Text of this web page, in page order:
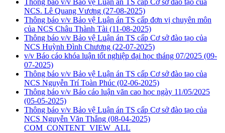
Thông báo v/v Bảo vệ Luận án TS cấp Cơ sở đào tạo của
NCS. Lê Quang Vương (27-08-2025)
Thông báo v/v Bảo vệ Luận án TS cấp đơn vị chuyên môn
của NCS Châu Thành Tài (11-08-2025)
Thông báo v/v Bảo vệ Luận án TS cấp Cơ sở đào tạo của
NCS Huỳnh Đình Chương (22-07-2025)
v/v Báo cáo khóa luận tốt nghiệp đại học tháng 07/2025 (09-
07-2025)
Thông báo v/v Bảo vệ Luận án TS cấp Cơ sở đào tạo của
NCS Nguyễn Trí Toàn Phúc (02-06-2025)
Thông báo v/v Báo cáo luận văn cao học ngày 11/05/2025
(05-05-2025)
Thông báo v/v Bảo vệ Luận án TS cấp Cơ sở đào tạo của
NCS Nguyễn Văn Thắng (08-04-2025)
COM_CONTENT_VIEW_ALL